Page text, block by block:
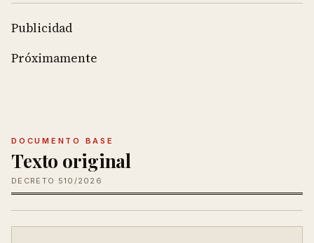
Publicidad
Próximamente
DOCUMENTO BASE
Texto original
DECRETO 510/2026